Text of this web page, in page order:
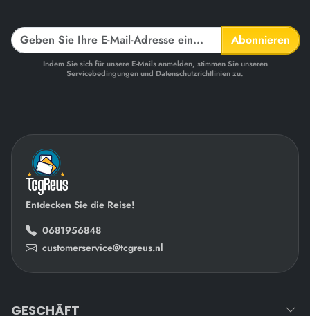
Abonnieren
Indem Sie sich für unsere E-Mails anmelden, stimmen Sie unseren
Servicebedingungen und Datenschutzrichtlinien zu.
Entdecken Sie die Reise!
0681956848
customerservice@tcgreus.nl
GESCHÄFT